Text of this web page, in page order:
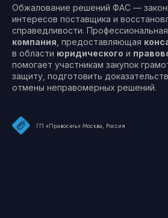
Обжалование решений ФАС —
интересов поставщика и
справедливости. Профессиональная
компания , предоставляющая
в области юридического и
помогает участникам закупок
защиту, подготовить
отмены неправомерных решений.
ГП «Правосеть» Москва, Россия